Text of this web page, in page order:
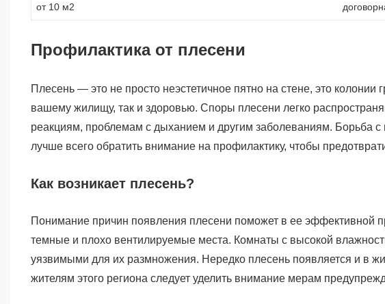
от 10 м2
Профилактика от плесени
Плесень — это не просто неэстетичное пятно на стене, это колонии
вашему жилищу, так и здоровью. Споры плесени легко
реакциям, проблемам с дыханием и другим заболеваниям. Борьба
лучше всего обратить внимание на профилактику, чтобы
Как возникает плесень?
Понимание причин появления плесени поможет в ее эффективной
темные и плохо вентилируемые места. Комнаты с высокой
уязвимыми для их размножения. Нередко плесень появляется и в
жителям этого региона следует уделить внимание мерам